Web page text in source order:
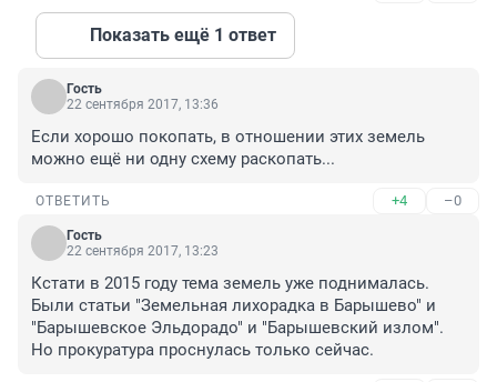
Показать ещё 1 ответ
Гость
22 сентября 2017, 13:36
Если хорошо покопать, в отношении этих земель
можно ещё ни одну схему раскопать...
ОТВЕТИТЬ +4 –0
Гость
22 сентября 2017, 13:23
Кстати в 2015 году тема земель уже поднималась.
Были статьи "Земельная лихорадка в Барышево" и
"Барышевское Эльдорадо" и "Барышевский излом".
Но прокуратура проснулась только сейчас.